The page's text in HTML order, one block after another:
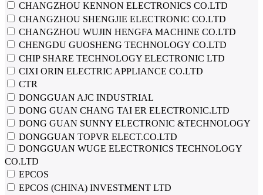
CHANGZHOU KENNON ELECTRONICS CO.LTD
CHANGZHOU SHENGJIE ELECTRONIC CO.LTD
CHANGZHOU WUJIN HENGFA MACHINE CO.LTD
CHENGDU GUOSHENG TECHNOLOGY CO.LTD
CHIP SHARE TECHNOLOGY ELECTRONIC LTD
CIXI ORIN ELECTRIC APPLIANCE CO.LTD
CTR
DONGGUAN AJC INDUSTRIAL
DONG GUAN CHANG TAI ER ELECTRONIC.LTD
DONG GUAN SUNNY ELECTRONIC &TECHNOLOGY
DONGGUAN TOPVR ELECT.CO.LTD
DONGGUAN WUGE ELECTRONICS TECHNOLOGY
CO.LTD
EPCOS
EPCOS (CHINA) INVESTMENT LTD